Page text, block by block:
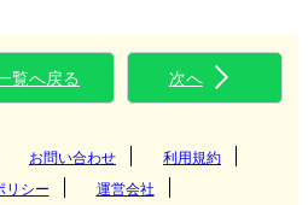
覧へ戻る 次へ
お問い合わせ
利用規約
リシー
運営会社